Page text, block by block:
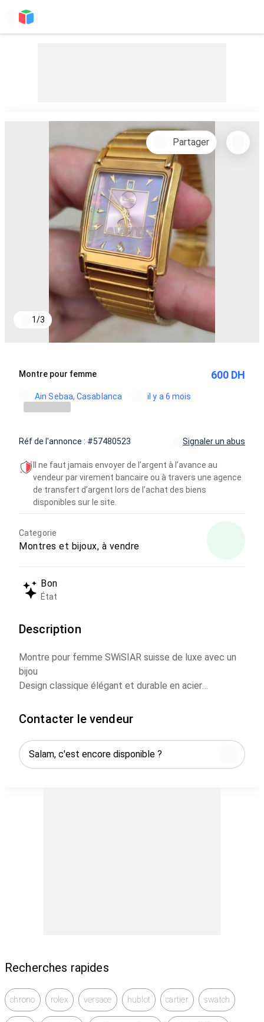
1/3
Partager
Montre pour femme 600 DH
Ain Sebaa, Casablanca il y a 6 mois
Réf de l'annonce : #57480523 Signaler un abus
Il ne faut jamais envoyer de l’argent à l’avance au
vendeur par virement bancaire ou à travers une agence
de transfert d’argent lors de l’achat des biens
disponibles sur le site.
Categorie
Montres et bijoux, à vendre
Bon
État
Description
Montre pour femme SWiSIAR suisse de luxe avec un
bijou
Design classique élégant et durable en acier
Mouvement quartz suisse précis
Résistante à l'eau 3ATM, supporte les éclaboussures
d'eau légères et la pluie, ne convient pas à la natation
ou à l'immersion complète
Contacter le vendeur
Recherches rapides
chrono rolex versace hublot cartier swatch